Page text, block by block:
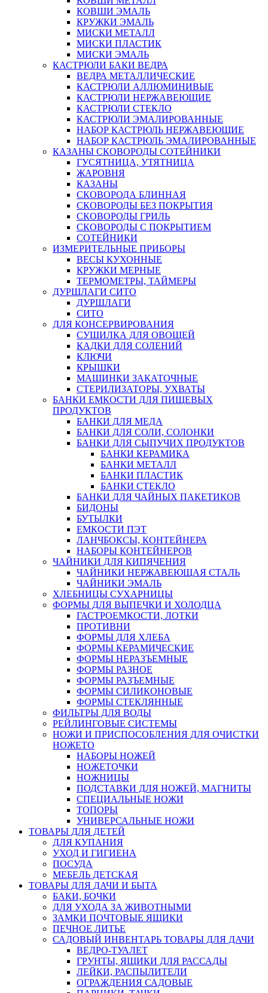
КОВШИ ЭМАЛЬ
КРУЖКИ ЭМАЛЬ
МИСКИ МЕТАЛЛ
МИСКИ ПЛАСТИК
МИСКИ ЭМАЛЬ
КАСТРЮЛИ БАКИ ВЕДРА
ВЕДРА МЕТАЛЛИЧЕСКИЕ
КАСТРЮЛИ АЛЛЮМИНИВЫЕ
КАСТРЮЛИ НЕРЖАВЕЮЩИЕ
КАСТРЮЛИ СТЕКЛО
КАСТРЮЛИ ЭМАЛИРОВАННЫЕ
НАБОР КАСТРЮЛЬ НЕРЖАВЕЮЩИЕ
НАБОР КАСТРЮЛЬ ЭМАЛИРОВАННЫЕ
КАЗАНЫ СКОВОРОДЫ СОТЕЙНИКИ
ГУСЯТНИЦА, УТЯТНИЦА
ЖАРОВНЯ
КАЗАНЫ
СКОВОРОДА БЛИННАЯ
СКОВОРОДЫ БЕЗ ПОКРЫТИЯ
СКОВОРОДЫ ГРИЛЬ
СКОВОРОДЫ С ПОКРЫТИЕМ
СОТЕЙНИКИ
ИЗМЕРИТЕЛЬНЫЕ ПРИБОРЫ
ВЕСЫ КУХОННЫЕ
КРУЖКИ МЕРНЫЕ
ТЕРМОМЕТРЫ, ТАЙМЕРЫ
ДУРШЛАГИ СИТО
ДУРШЛАГИ
СИТО
ДЛЯ КОНСЕРВИРОВАНИЯ
СУШИЛКА ДЛЯ ОВОЩЕЙ
КАДКИ ДЛЯ СОЛЕНИЙ
КЛЮЧИ
КРЫШКИ
МАШИНКИ ЗАКАТОЧНЫЕ
СТЕРИЛИЗАТОРЫ, УХВАТЫ
БАНКИ ЕМКОСТИ ДЛЯ ПИЩЕВЫХ
ПРОДУКТОВ
БАНКИ ДЛЯ МЕДА
БАНКИ ДЛЯ СОЛИ, СОЛОНКИ
БАНКИ ДЛЯ СЫПУЧИХ ПРОДУКТОВ
БАНКИ КЕРАМИКА
БАНКИ МЕТАЛЛ
БАНКИ ПЛАСТИК
БАНКИ СТЕКЛО
БАНКИ ДЛЯ ЧАЙНЫХ ПАКЕТИКОВ
БИДОНЫ
БУТЫЛКИ
ЕМКОСТИ ПЭТ
ЛАНЧБОКСЫ, КОНТЕЙНЕРА
НАБОРЫ КОНТЕЙНЕРОВ
ЧАЙНИКИ ДЛЯ КИПЯЧЕНИЯ
ЧАЙНИКИ НЕРЖАВЕЮЩАЯ СТАЛЬ
ЧАЙНИКИ ЭМАЛЬ
ХЛЕБНИЦЫ СУХАРНИЦЫ
ФОРМЫ ДЛЯ ВЫПЕЧКИ И ХОЛОДЦА
ГАСТРОЕМКОСТИ, ЛОТКИ
ПРОТИВНИ
ФОРМЫ ДЛЯ ХЛЕБА
ФОРМЫ КЕРАМИЧЕСКИЕ
ФОРМЫ НЕРАЗЪЕМНЫЕ
ФОРМЫ РАЗНОЕ
ФОРМЫ РАЗЪЕМНЫЕ
ФОРМЫ СИЛИКОНОВЫЕ
ФОРМЫ СТЕКЛЯННЫЕ
ФИЛЬТРЫ ДЛЯ ВОДЫ
РЕЙЛИНГОВЫЕ СИСТЕМЫ
НОЖИ И ПРИСПОСОБЛЕНИЯ ДЛЯ ОЧИСТКИ
НОЖЕТО
НАБОРЫ НОЖЕЙ
НОЖЕТОЧКИ
НОЖНИЦЫ
ПОДСТАВКИ ДЛЯ НОЖЕЙ, МАГНИТЫ
СПЕЦИАЛЬНЫЕ НОЖИ
ТОПОРЫ
УНИВЕРСАЛЬНЫЕ НОЖИ
ТОВАРЫ ДЛЯ ДЕТЕЙ
ДЛЯ КУПАНИЯ
УХОД И ГИГИЕНА
ПОСУДА
МЕБЕЛЬ ДЕТСКАЯ
ТОВАРЫ ДЛЯ ДАЧИ И БЫТА
БАКИ, БОЧКИ
ДЛЯ УХОДА ЗА ЖИВОТНЫМИ
ЗАМКИ ПОЧТОВЫЕ ЯЩИКИ
ПЕЧНОЕ ЛИТЬЕ
САДОВЫЙ ИНВЕНТАРЬ ТОВАРЫ ДЛЯ ДАЧИ
ВЕДРО-ТУАЛЕТ
ГРУНТЫ, ЯЩИКИ ДЛЯ РАССАДЫ
ЛЕЙКИ, РАСПЫЛИТЕЛИ
ОГРАЖДЕНИЯ САДОВЫЕ